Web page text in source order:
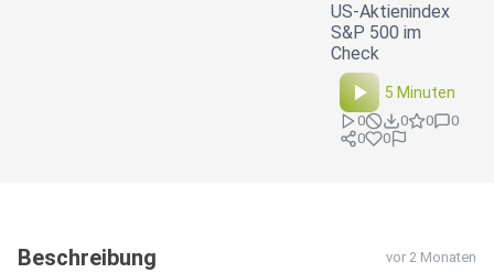
US-Aktienindex
S&P 500 im
Check
5 Minuten
0 0 0
0
0
0
Beschreibung vor 2 Monaten